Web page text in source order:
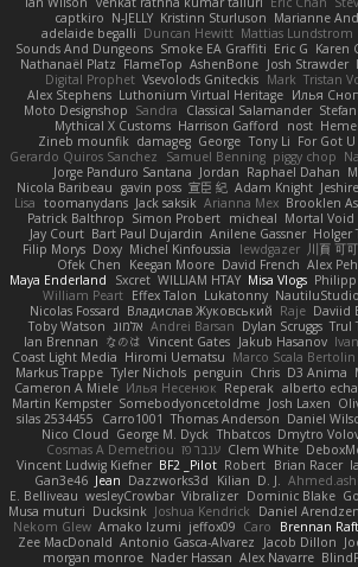
captkiro N-JELLY Kristinn Sturluson Marianne
adelaide begalli Duncan Hewitt Mattias Lundstrom
Sounds And Dungeons Smoke EA Graffiti Eric G Karen
Nathanaël Platz FlameTop AshenBone Josh Strawder
Digital Prophet Vsevolods Gniteckis Mark Tristan
Alex Stephens Luthonium Virtual Heritage Илья
Moto Designshop Sandra Classical Salamander
Mythical X Customs Harrison Gafford nost
Zineb mounfik damageg George Tony Li For Got U
Gerardo Quiros Sanchez
Samuel Benning piggy chop
Jorge Panduro Santana Jordan Raphael Dahan
Nicola Baribeau gavin poss 宣臣 紀 Adam Knight
Lisa toomanydans Jack saksik Arianna Mex Brooklen
Patrick Balthrop Simon Probert micheal Mortal Void
Jay Court Bart Paul Dujardin Anilene Gassner Holger
Filip Morys Doxy Michel Kinfoussia lewdgazer 川頁 可可
Ofek Chen
Keegan Moore David French Alex
Maya Enderland
Sxcret WILLIAM HTAY Misa Vlogs
William Peart Effex Talon Lukatonny
Nicolas Fossard Владислав Жуковський Raje Daviid
Toby Watson אלמוג Andrei Barsan Dylan Scruggs Trul
Ian Brennan なのは Vincent Gates Jakub Hasanov
Coast Light Media Hiromi Uematsu Marco Scala Bertolin
Markus Trappe Tyler Nichols penguin Chris D3 Anima
Cameron A Miele Илья Несенюк Reperak alberto
Martin Kempster Somebodyoncetoldme Josh Laxen
silas 2534455
Carro1001 Thomas Anderson Daniel
Nico Cloud George M. Dyck Thbatcos Dmytro
Cosmas A Demetriou ענבר פז Clem White
Vincent Ludwig Kiefner BF2 _Pilot Robert Brian Racer
Gan3e46 Jean Dazzworks3d Kilian D. J.
E. Belliveau wesleyCrowbar Vibralizer Dominic Blake
Musa muturi Ducksink Joshua Kendrick Daniel Arendzen
Nekom Glew Amako Izumi jeffox09 Caro Brennan
Zee MacDonald Antonio Gasca-Alvarez Jacob Dillon
morgan monroe Nader Hassan Alex Navarre